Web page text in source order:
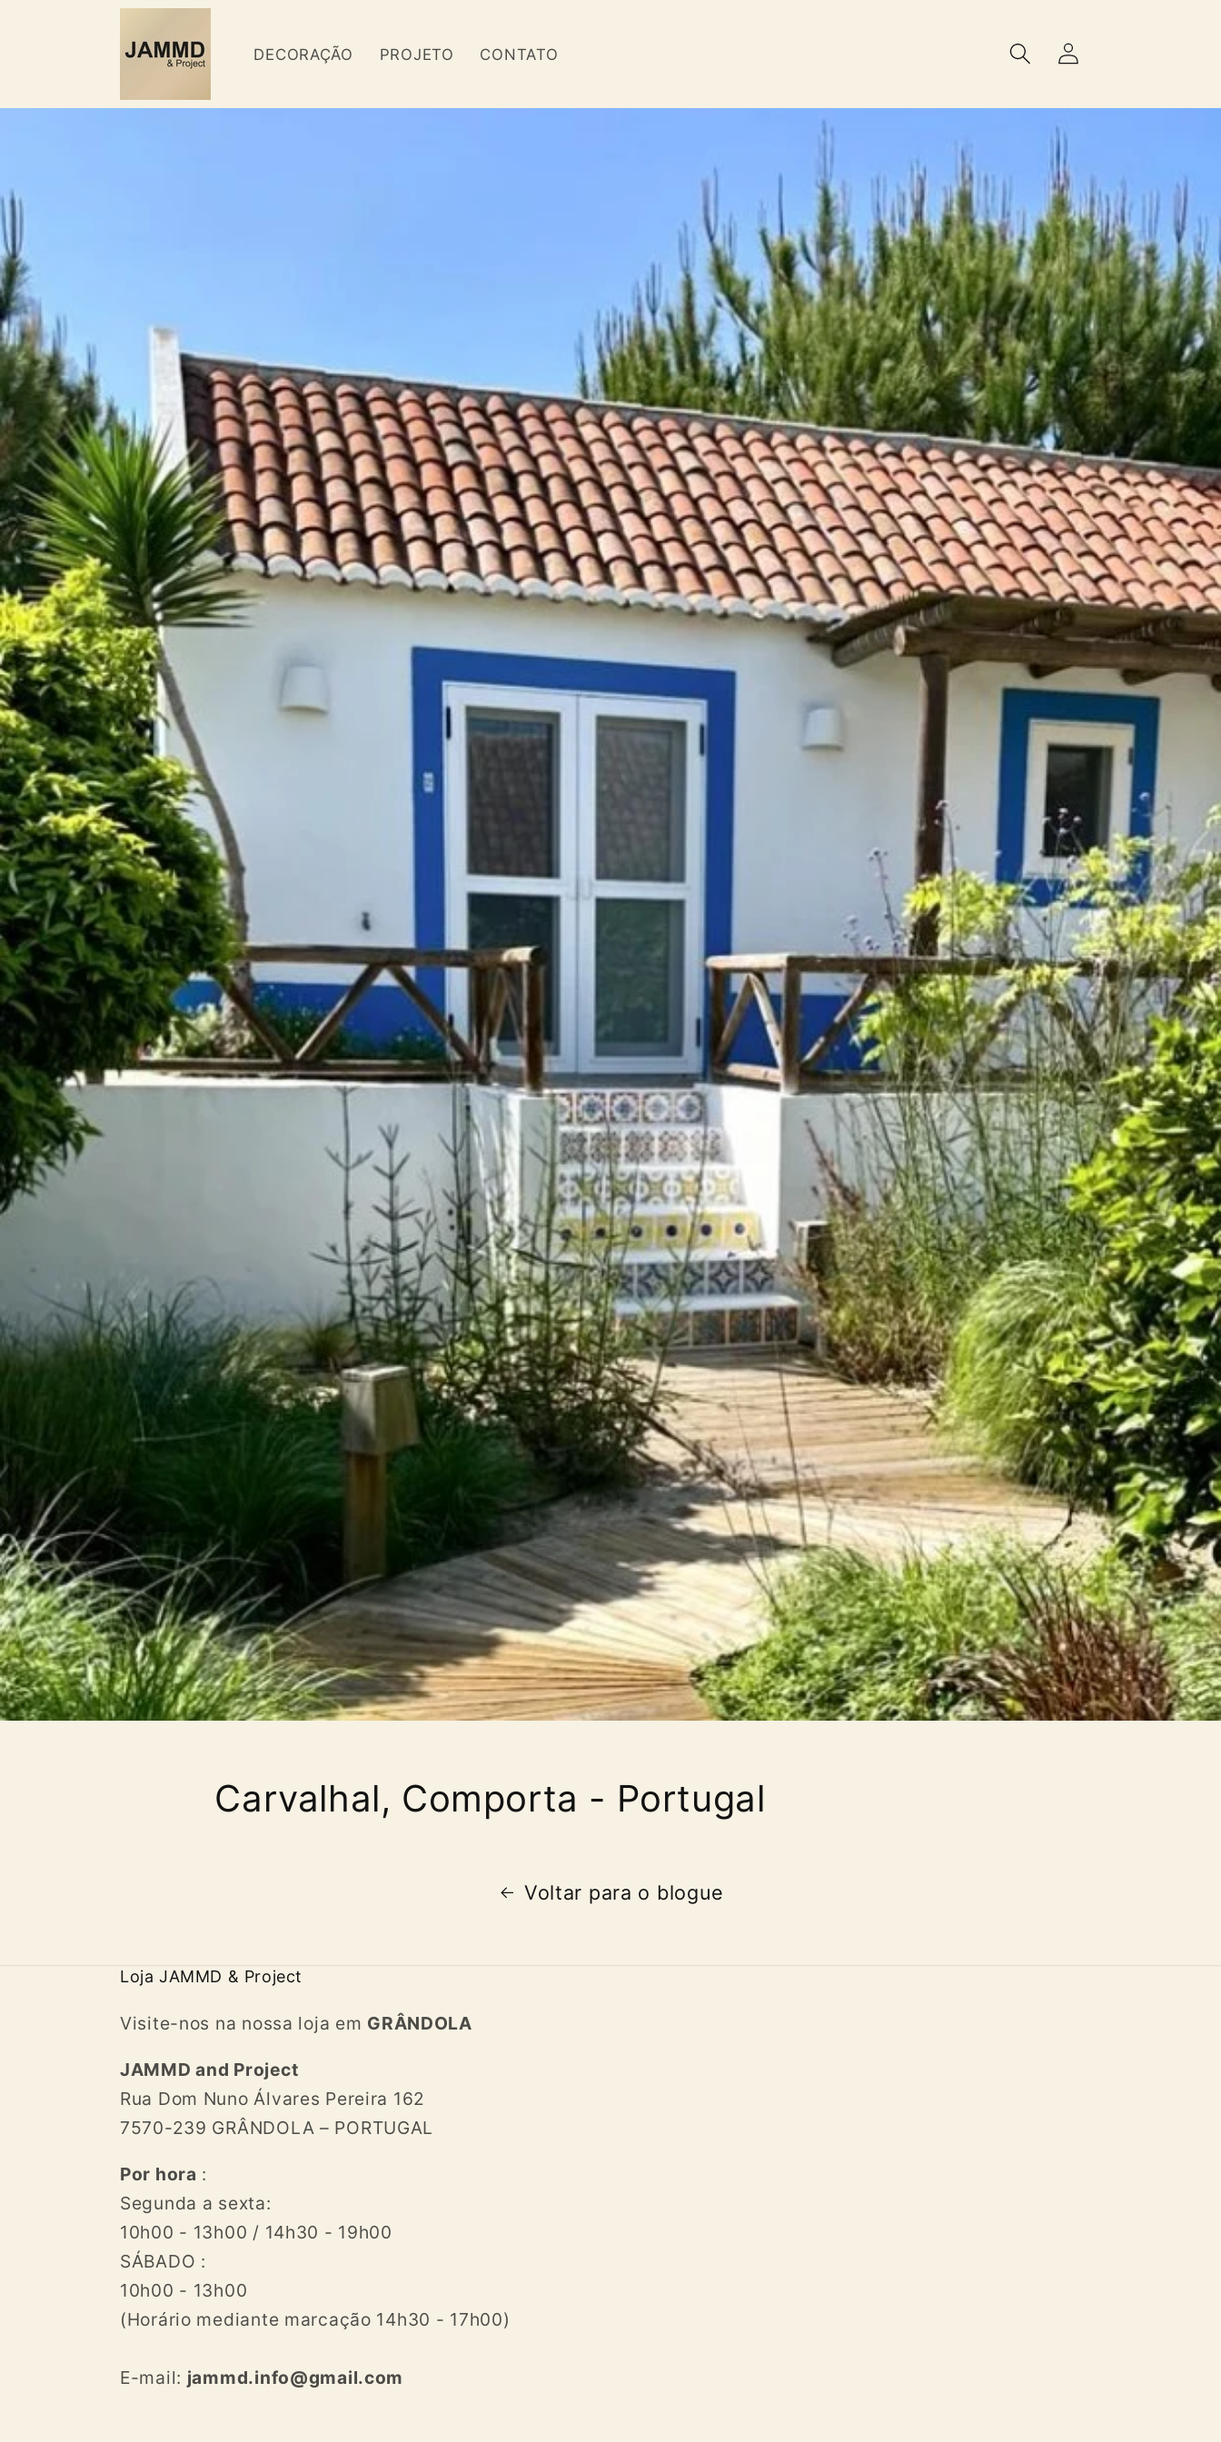
DECORAÇÃO PROJETO CONTATO
Iniciar
sessão
Carvalhal, Comporta - Portugal
Voltar para o blogue
Loja JAMMD & Project
Visite-nos na nossa loja em GRÂNDOLA
JAMMD and Project
Rua Dom Nuno Álvares Pereira 162
7570-239 GRÂNDOLA – PORTUGAL
Por hora :
Segunda a sexta:
10h00 - 13h00 / 14h30 - 19h00
SÁBADO :
10h00 - 13h00
(Horário mediante marcação 14h30 - 17h00)
E-mail: jammd.info@gmail.com